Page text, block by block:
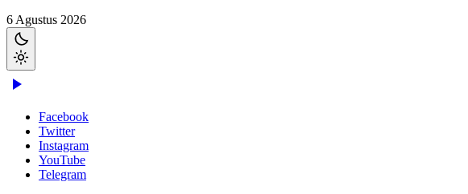
6 Agustus 2026
Facebook
Twitter
Instagram
YouTube
Telegram